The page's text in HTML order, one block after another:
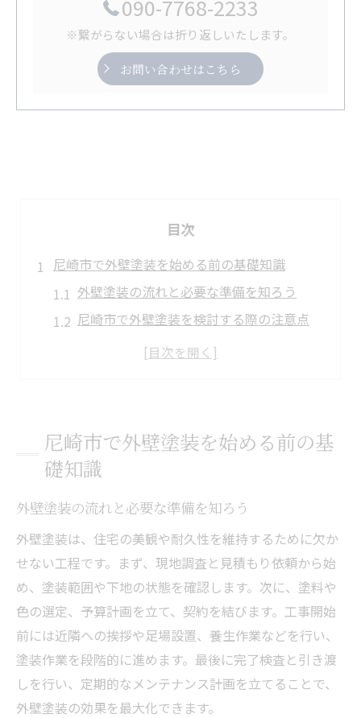
090-7768-2233
※繋がらない場合は折り返しいたします。
お問い合わせはこちら
目次
尼崎市で外壁塗装を始める前の基礎知識
外壁塗装の流れと必要な準備を知ろう
尼崎市で外壁塗装を検討する際の注意点
住宅の外壁塗装が必要なタイミングとは
住宅の美観を守る外壁塗装の重要ポイント
外壁塗装で住宅の美観を長く保つコツ
色選びが外壁塗装の印象を左右する理由
外壁塗装の耐久性とメンテナンスの関係
評判の良い外壁塗装業者を見極める方法
外壁塗装で失敗しない塗料選びのポイント
美観と機能性を兼ね備えた外壁塗装の秘訣
外壁塗装の助成金を尼崎市で賢く活用する方法
尼崎市の外壁塗装助成金の最新情報を解説
外壁塗装助成金の申請手続きと必要書類
尼崎市で外壁塗装を始める前の基
礎知識
外壁塗装の流れと必要な準備を知ろう
外壁塗装は、住宅の美観や耐久性を維持するために欠か
せない工程です。まず、現地調査と見積もり依頼から始
め、塗装範囲や下地の状態を確認します。次に、塗料や
色の選定、予算計画を立て、契約を結びます。工事開始
前には近隣への挨拶や足場設置、養生作業などを行い、
塗装作業を段階的に進めます。最後に完了検査と引き渡
しを行い、定期的なメンテナンス計画を立てることで、
外壁塗装の効果を最大化できます。